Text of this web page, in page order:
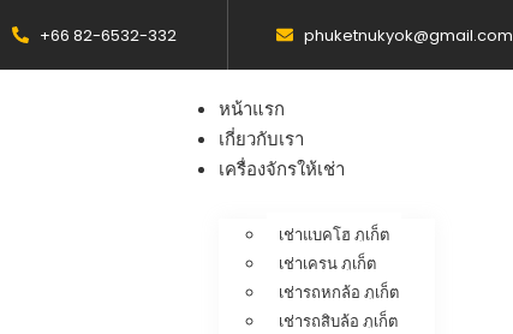
+66 82-6532-332 phuketnukyok@gmail.com
หน้าแรก
เกี่ยวกับเรา
เครื่องจักรให้เช่า
เช่าแบคโฮ ภูเก็ต
เช่าเครน ภูเก็ต
เช่ารถหกล้อ ภูเก็ต
เช่ารถสิบล้อ ภูเก็ต